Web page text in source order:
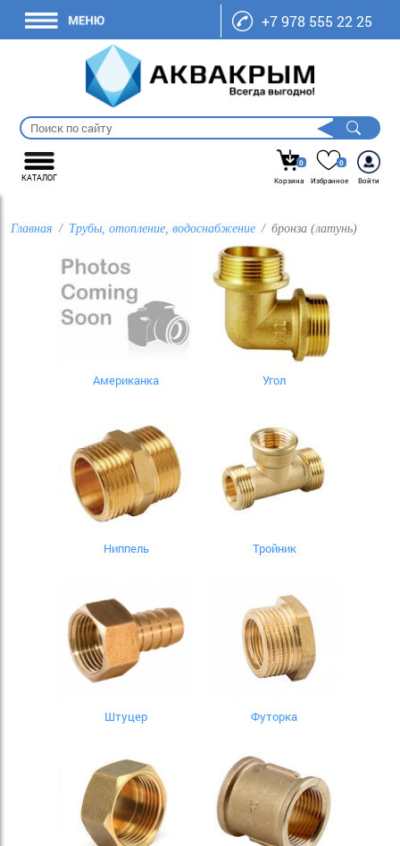
+7 978 555 22 25
КАТАЛОГ
0
Корзина
0
Избранное
Войти
Главная Трубы, отопление, водоснабжение бронза (латунь)
Американка Угол
Ниппель Тройник
Штуцер Футорка